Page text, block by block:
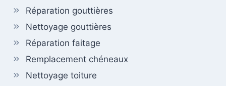
Réparation gouttières
Nettoyage gouttières
Réparation faitage
Remplacement chéneaux
Nettoyage toiture